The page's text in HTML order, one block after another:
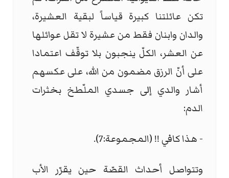
تكن عائلتنا كبيرة قياساً لبقية العشيرة،
والدان وابنان فقط من عشيرة لا تقل عوائلها
عن العشر، الكلّ ينجبون بلا توقّف اعتمادا
على أنّ الرزق مضمون من الله، على عكسهم
أشار والدي إلى جسدي الملّطخ بخثرات
الدم:
- هذا كافي !! (المجموعة:7).
وتتواصل أحداث القصّة حين يقرّر الأب